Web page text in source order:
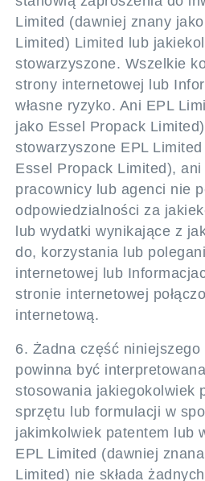
Limited (dawniej znany
Limited) Limited lub
stowarzyszone. Wszelkie
strony internetowej lub
własne ryzyko. Ani EPL
jako Essel Propack
stowarzyszone EPL
Essel Propack Limited),
pracownicy lub agenci nie
odpowiedzialności za
lub wydatki wynikające z
do, korzystania lub
internetowej lub
stronie internetowej
internetową.
6. Żadna część
powinna być
stosowania jakiegokolwiek
sprzętu lub formulacji w
jakimkolwiek patentem lub
EPL Limited (dawniej
Limited) nie składa